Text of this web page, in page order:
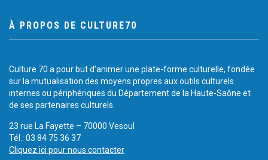
À PROPOS DE CULTURE70
Culture 70 a pour but d’animer une plate-forme culturelle, fondée
sur la mutualisation des moyens propres aux outils culturels
internes ou périphériques du Département de la Haute-Saône et
de ses partenaires culturels.
23 rue La Fayette – 70000 Vesoul
Tél.: 03 84 75 36 37
Cliquez ici pour nous contacter